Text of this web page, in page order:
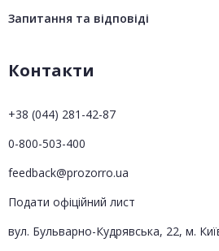
Запитання та відповіді
Контакти
+38 (044) 281-42-87
0-800-503-400
feedback@prozorro.ua
Подати офіційний лист
вул. Бульварно-Кудрявська, 22, м.